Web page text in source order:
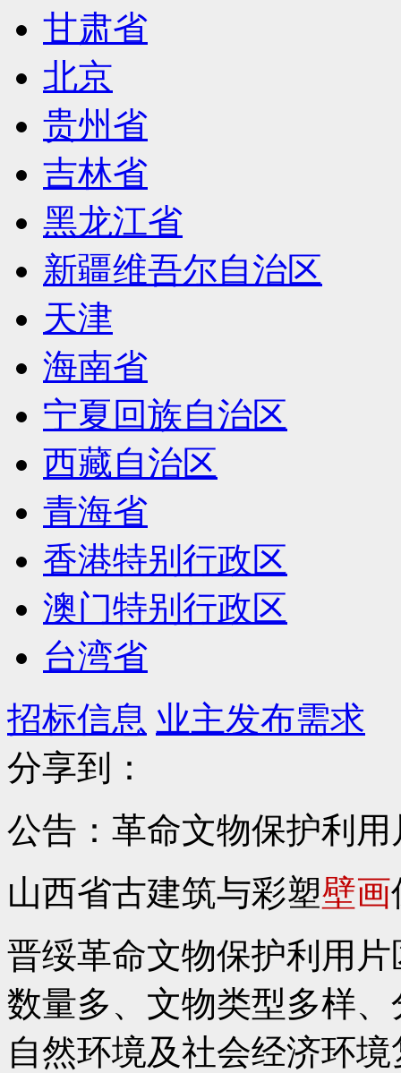
甘肃省
北京
贵州省
吉林省
黑龙江省
新疆维吾尔自治区
天津
海南省
宁夏回族自治区
西藏自治区
青海省
香港特别行政区
澳门特别行政区
台湾省
招标信息 业主发布需求
分享到：
公告：革命文物保护利
山西省古建筑与彩塑壁画
晋绥革命文物保护利用
数量多、文物类型多样
自然环境及社会经济环